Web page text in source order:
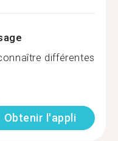
différentes
Obtenir l'appli